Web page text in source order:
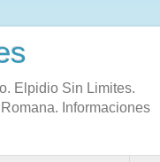
Elpidio Sin Limites.
Informaciones